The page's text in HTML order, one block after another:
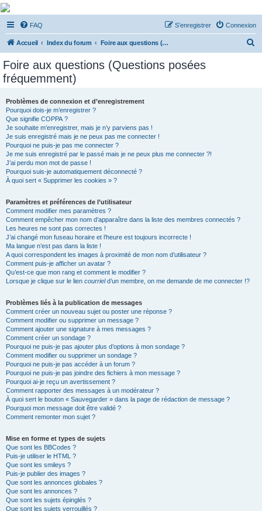
De Musicae Militari -
Forums
Forums de discussions
FAQ Connexion
S’enregistrer
Accueil Index du forum Foire aux questions (Questions posées fréquemment)
Foire aux questions (Questions posées
fréquemment)
Problèmes de connexion et d’enregistrement
Pourquoi dois-je m’enregistrer ?
Que signifie COPPA ?
Je souhaite m’enregistrer, mais je n’y parviens pas !
Je suis enregistré mais je ne peux pas me connecter !
Pourquoi ne puis-je pas me connecter ?
Je me suis enregistré par le passé mais je ne peux plus me connecter ?!
J’ai perdu mon mot de passe !
Pourquoi suis-je automatiquement déconnecté ?
À quoi sert « Supprimer les cookies » ?
Paramètres et préférences de l’utilisateur
Comment modifier mes paramètres ?
Comment empêcher mon nom d’apparaître dans la liste des membres connectés ?
Les heures ne sont pas correctes !
J’ai changé mon fuseau horaire et l’heure est toujours incorrecte !
Ma langue n’est pas dans la liste !
A quoi correspondent les images à proximité de mon nom d’utilisateur ?
Comment puis-je afficher un avatar ?
Qu’est-ce que mon rang et comment le modifier ?
Lorsque je clique sur le lien courrield’un membre, on me demande de me connecter !?
Problèmes liés à la publication de messages
Comment créer un nouveau sujet ou poster une réponse ?
Comment modifier ou supprimer un message ?
Comment ajouter une signature à mes messages ?
Comment créer un sondage ?
Pourquoi ne puis-je pas ajouter plus d’options à mon sondage ?
Comment modifier ou supprimer un sondage ?
Pourquoi ne puis-je pas accéder à un forum ?
Pourquoi ne puis-je pas joindre des fichiers à mon message ?
Pourquoi ai-je reçu un avertissement ?
Comment rapporter des messages à un modérateur ?
À quoi sert le bouton « Sauvegarder » dans la page de rédaction de message ?
Pourquoi mon message doit être validé ?
Comment remonter mon sujet ?
Mise en forme et types de sujets
Que sont les BBCodes ?
Puis-je utiliser le HTML ?
Que sont les smileys ?
Puis-je publier des images ?
Que sont les annonces globales ?
Que sont les annonces ?
Que sont les sujets épinglés ?
Que sont les sujets verrouillés ?